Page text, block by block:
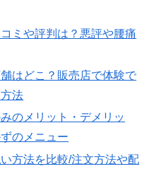
ミや評判は？悪評や腰痛
はどこ？販売店で体験で
法
のメリット・デメリッ
のメニュー
方法を比較/注文方法や配